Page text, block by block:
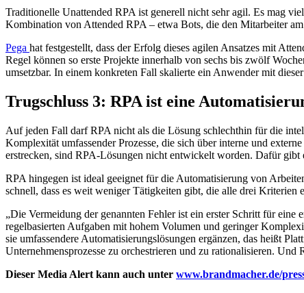
Traditionelle Unattended RPA ist generell nicht sehr agil. Es mag
Kombination von Attended RPA – etwa Bots, die den Mitarbeiter
Pega hat festgestellt, dass der Erfolg dieses agilen Ansatzes mit
Regel können so erste Projekte innerhalb von sechs bis zwölf
umsetzbar. In einem konkreten Fall skalierte ein Anwender mit
Trugschluss 3: RPA ist eine
Auf jeden Fall darf RPA nicht als die Lösung schlechthin für die
Komplexität umfassender Prozesse, die sich über interne und
erstrecken, sind RPA-Lösungen nicht entwickelt worden. Dafür
RPA hingegen ist ideal geeignet für die Automatisierung von
schnell, dass es weit weniger Tätigkeiten gibt, die alle drei Kriterien
„Die Vermeidung der genannten Fehler ist ein erster Schritt für
regelbasierten Aufgaben mit hohem Volumen und geringer
sie umfassendere Automatisierungslösungen ergänzen, das heißt
Unternehmensprozesse zu orchestrieren und zu rationalisieren.
Dieser Media Alert kann auch unter www.brandmacher.de/